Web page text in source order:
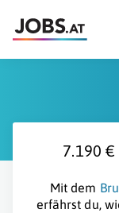
7.190
Mit dem
erfährst du,